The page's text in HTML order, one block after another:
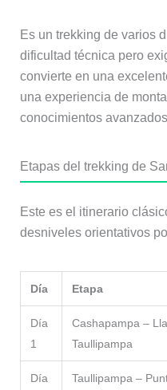
Es un trekking de varios
dificultad técnica pero
convierte en una
una experiencia de
conocimientos
Etapas del trekking de
Este es el itinerario
desniveles orientativos
Día Etapa
Día
1
Cashapampa –
Taullipampa
Día
Taullipampa –